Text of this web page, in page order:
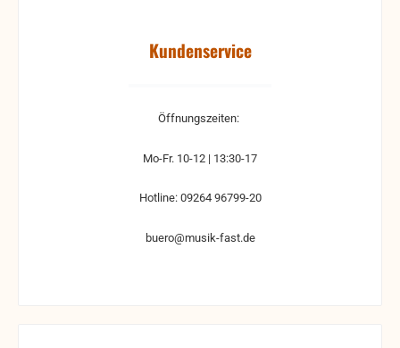
Kundenservice
Öffnungszeiten:
Mo-Fr. 10-12 | 13:30-17
Hotline: 09264 96799-20
buero@musik-fast.de